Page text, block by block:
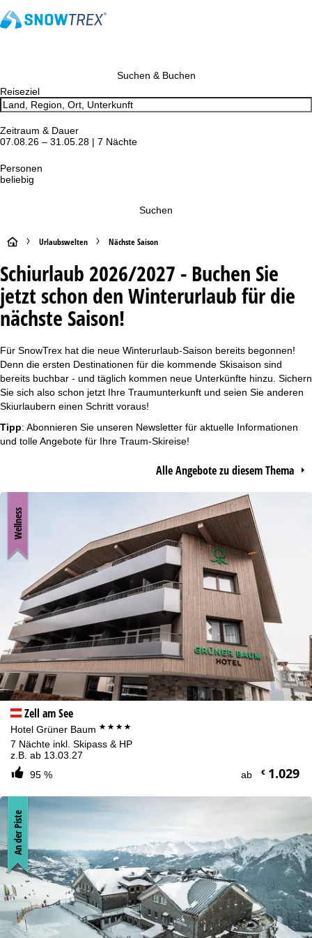
Cookie-Hinweis
Für ein optimales Webangebot erheben wir mit Hilfe von Cookies
Nutzungsinformationen, die wir, die TravelTrex GmbH, auch mit
unseren Partnern teilen. Auf Basis Ihrer Aktivitäten werden dabei
Nutzungsprofile anhand von Endgeräte- und
Browserinformationen erstellt. Diese Nutzungsprofile dienen der
Suchen & Buchen
Reiseziel
Zeitraum & Dauer
07.08.26 – 31.05.28 | 7 Nächte
Personen
beliebig
Suchen
S
t
a
r
t
s
e
i
Urlaubswelten Nächste Saison
Schiurlaub 2026/2027 - Buchen Sie
jetzt schon den Winterurlaub für die
nächste Saison!
Für SnowTrex hat die neue Winterurlaub-Saison bereits begonnen!
Denn die ersten Destinationen für die kommende Skisaison sind
bereits buchbar - und täglich kommen neue Unterkünfte hinzu. Sichern
Sie sich also schon jetzt Ihre Traumunterkunft und seien Sie anderen
Skiurlaubern einen Schritt voraus!
Tipp: Abonnieren Sie unseren Newsletter für aktuelle Informationen
und tolle Angebote für Ihre Traum-Skireise!
Alle Angebote zu diesem Thema
Zell am See
Hotel Grüner Baum ****
7 Nächte inkl. Skipass & HP
z.B. ab 13.03.27
95 %
ab €1.029
Wellness
An der Piste